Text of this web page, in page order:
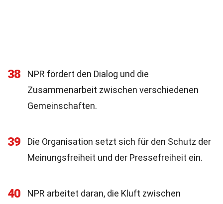
38
NPR fördert den Dialog und die
Zusammenarbeit zwischen verschiedenen
Gemeinschaften.
39
Die Organisation setzt sich für den Schutz der
Meinungsfreiheit und der Pressefreiheit ein.
40
NPR arbeitet daran, die Kluft zwischen